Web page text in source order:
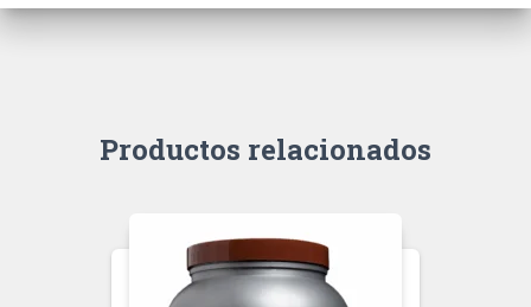
Productos relacionados